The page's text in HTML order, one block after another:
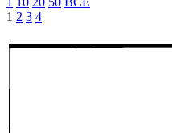
1 2 3 4